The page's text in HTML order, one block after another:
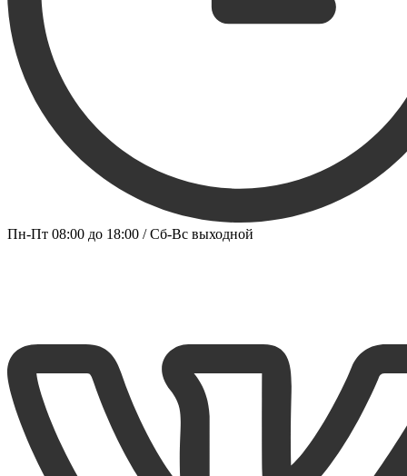
Пн-Пт 08:00 до 18:00 / Сб-Вс выходной